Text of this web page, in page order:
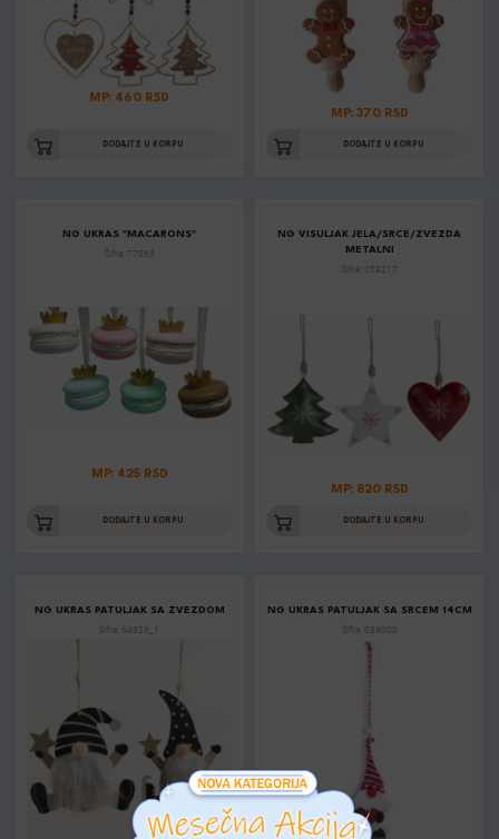
MP: 460 RSD
DODAJTE U KORPU
MP: 370 RSD
DODAJTE U KORPU
NG UKRAS "MACARONS"
Šifra: 77063
MP: 425 RSD
DODAJTE U KORPU
NG VISULJAK JELA/SRCE/ZVEZDA
METALNI
Šifra: 059217
MP: 820 RSD
DODAJTE U KORPU
NG UKRAS PATULJAK SA ZVEZDOM
Šifra: 64923_1
NG UKRAS PATULJAK SA SRCEM 14CM
Šifra: 059005